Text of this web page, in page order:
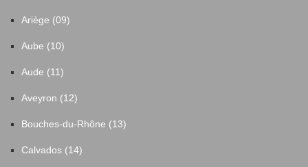
Ariège (09)
Aube (10)
Aude (11)
Aveyron (12)
Bouches-du-Rhône (13)
Calvados (14)